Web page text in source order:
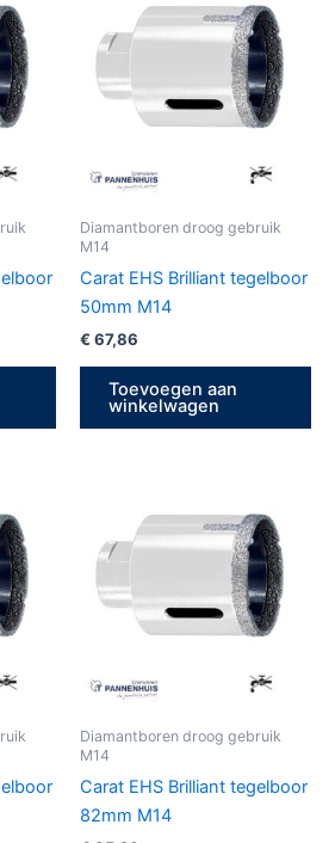
Diamantboren droog gebruik
M14
Carat EHS Brilliant tegelboor
50mm M14
€ 67,86
Toevoegen aan
winkelwagen
Diamantboren droog gebruik
M14
Carat EHS Brilliant tegelboor
82mm M14